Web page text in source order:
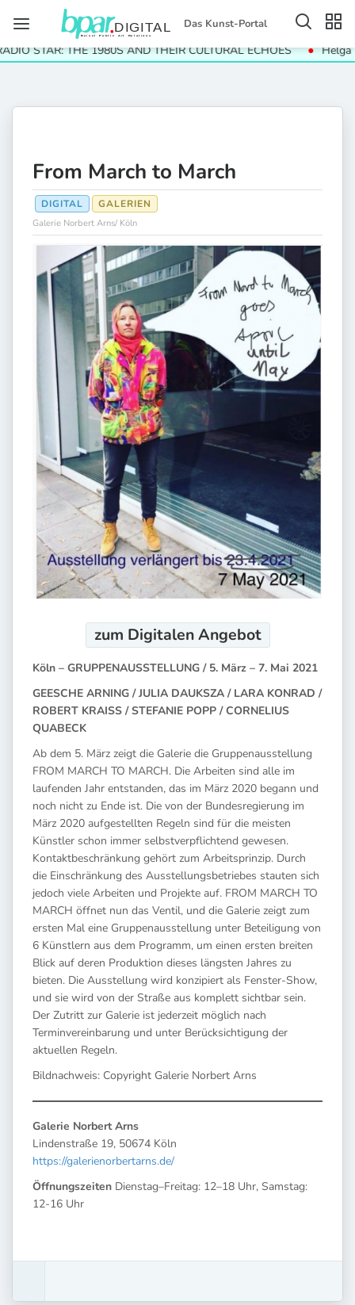
Das Kunst-Portal
THE 1980S AND THEIR CULTURAL ECHOES Helga
From March to March
DIGITAL GALERIEN
Galerie Norbert Arns/ Köln
zum DigitalenAngebot
Köln – GRUPPENAUSSTELLUNG / 5. März – 7. Mai 2021
GEESCHE ARNING / JULIA DAUKSZA / LARA KONRAD /
ROBERT KRAISS / STEFANIE POPP / CORNELIUS
QUABECK
Ab dem 5. März zeigt die Galerie die Gruppenausstellung
FROM MARCH TO MARCH. Die Arbeiten sind alle im
laufenden Jahr entstanden, das im März 2020 begann und
noch nicht zu Ende ist. Die von der Bundesregierung im
März 2020 aufgestellten Regeln sind für die meisten
Künstler schon immer selbstverpflichtend gewesen.
Kontaktbeschränkung gehört zum Arbeitsprinzip. Durch
die Einschränkung des Ausstellungsbetriebes stauten sich
jedoch viele Arbeiten und Projekte auf. FROM MARCH TO
MARCH öffnet nun das Ventil, und die Galerie zeigt zum
ersten Mal eine Gruppenausstellung unter Beteiligung von
6 Künstlern aus dem Programm, um einen ersten breiten
Blick auf deren Produktion dieses längsten Jahres zu
bieten. Die Ausstellung wird konzipiert als Fenster-Show,
und sie wird von der Straße aus komplett sichtbar sein.
Der Zutritt zur Galerie ist jederzeit möglich nach
Terminvereinbarung und unter Berücksichtigung der
aktuellen Regeln.
Bildnachweis: Copyright Galerie Norbert Arns
Galerie Norbert Arns
Lindenstraße 19, 50674 Köln
https://galerienorbertarns.de/
Öffnungszeiten Dienstag–Freitag: 12–18 Uhr, Samstag:
12-16 Uhr